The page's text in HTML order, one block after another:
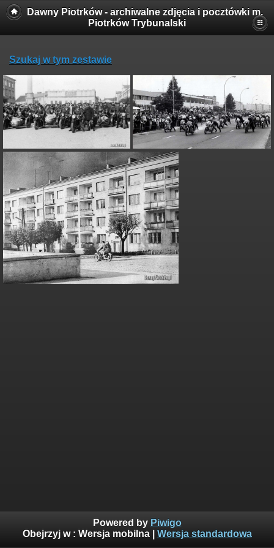
Dawny Piotrków - archiwalne zdjęcia i pocztówki m.
Piotrków Trybunalski
Szukaj w tym zestawie
Powered by Piwigo
Obejrzyj w : Wersja mobilna| Wersja standardowa